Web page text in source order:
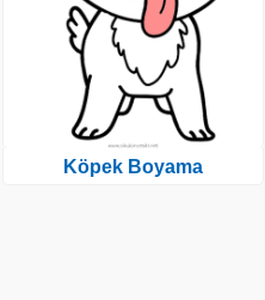
Köpek Boyama